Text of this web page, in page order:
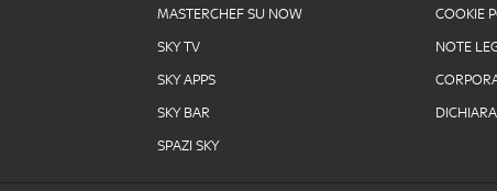
MASTERCHEF SU NOW
SKY TV
SKY APPS
SKY BAR
SPAZI SKY
COOKIE
NOTE